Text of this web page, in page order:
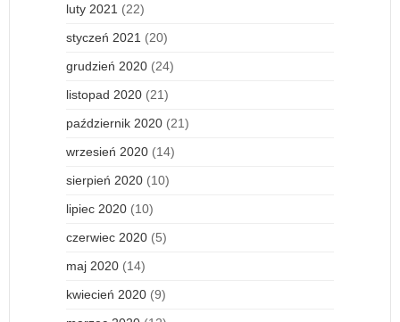
luty 2021 (22)
styczeń 2021 (20)
grudzień 2020 (24)
listopad 2020 (21)
październik 2020 (21)
wrzesień 2020 (14)
sierpień 2020 (10)
lipiec 2020 (10)
czerwiec 2020 (5)
maj 2020 (14)
kwiecień 2020 (9)